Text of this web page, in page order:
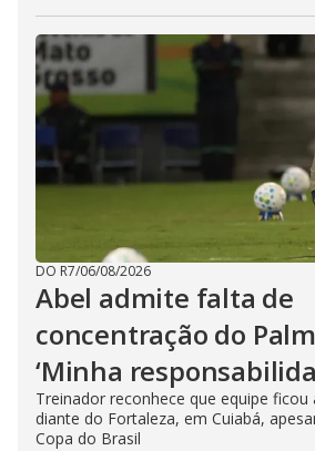
DO R7/06/08/2026
Abel admite falta de
concentração do
‘Minha
Treinador reconhece que equipe
diante do Fortaleza, em Cuiabá,
Copa do Brasil